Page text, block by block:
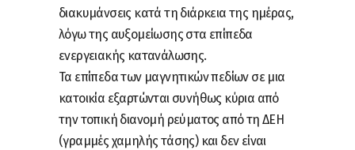
διακυμάνσεις κατά τη διάρκεια της ημέρας,
λόγω της αυξομείωσης στα επίπεδα
ενεργειακής κατανάλωσης.
Τα επίπεδα των μαγνητικών πεδίων σε μια
κατοικία εξαρτώνται συνήθως κύρια από
την τοπική διανομή ρεύματος από τη ΔΕΗ
(γραμμές χαμηλής τάσης) και δεν είναι